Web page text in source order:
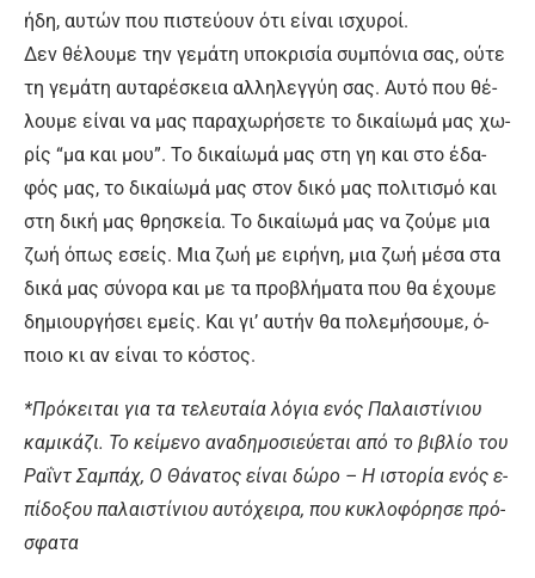
ή­δη, αυ­τών που πι­στεύ­ουν ό­τι εί­ναι ι­σχυ­ροί.
Δεν θέ­λου­με την γε­μά­τη υ­πο­κρι­σί­α συ­μπό­νια σας, ού­τε
τη γε­μά­τη αυ­τα­ρέ­σκεια αλ­λη­λεγ­γύ­η σας. Αυ­τό που θέ­
λου­με εί­ναι να μας πα­ρα­χω­ρή­σε­τε το δι­καί­ω­μά μας χω­
ρίς “μα και μου”. Το δι­καί­ω­μά μας στη γη και στο έ­δα­
φός μας, το δι­καί­ω­μά μας στον δι­κό μας πο­λι­τι­σμό και
στη δι­κή μας θρη­σκεί­α. Το δι­καί­ω­μά μας να ζού­με μια
ζω­ή ό­πως ε­σείς. Μια ζω­ή με ει­ρή­νη, μια ζω­ή μέ­σα στα
δι­κά μας σύ­νο­ρα και με τα προ­βλή­μα­τα που θα έ­χου­με
δη­μιουρ­γή­σει ε­μείς. Και γι’ αυ­τήν θα πο­λε­μή­σου­με, ό­
ποιο κι αν εί­ναι το κό­στος.
*Πρό­κει­ται για τα τε­λευ­ταί­α λό­για ε­νός Πα­λαι­στί­νιου
κα­μι­κά­ζι. Το κεί­με­νο α­να­δη­μο­σιεύ­ε­ται α­πό το βι­βλί­ο του
Ραΐντ Σα­μπάχ, Ο Θά­να­τος εί­ναι δώ­ρο – Η ι­στο­ρί­α ε­νός ε­
πί­δο­ξου πα­λαι­στί­νιου αυ­τό­χει­ρα, που κυ­κλο­φό­ρη­σε πρό­
σφα­τα